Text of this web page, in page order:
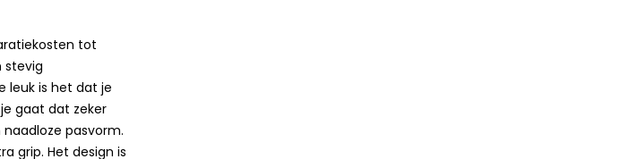
tot
stevig
leuk is het dat je
gaat dat zeker
pasvorm.
grip. Het design is